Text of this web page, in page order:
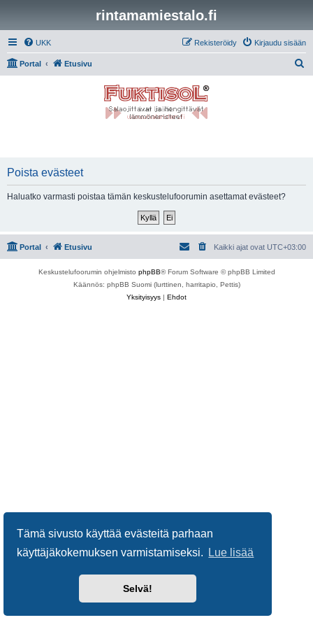
Tämä sivusto käyttää evästeitä parhaan
käyttäjäkokemuksen varmistamiseksi.
Lue lisää
Selvä!
rintamamiestalo.fi
UKK Kirjaudu sisään
Rekisteröidy
Portal Etusivu
Poista evästeet
Haluatko varmasti poistaa tämän keskustelufoorumin asettamat evästeet?
Portal Etusivu Kaikki ajat ovat UTC+03:00
Keskustelufoorumin ohjelmisto phpBB® Forum Software © phpBB Limited
Käännös: phpBB Suomi (lurttinen, harritapio, Pettis)
Yksityisyys | Ehdot